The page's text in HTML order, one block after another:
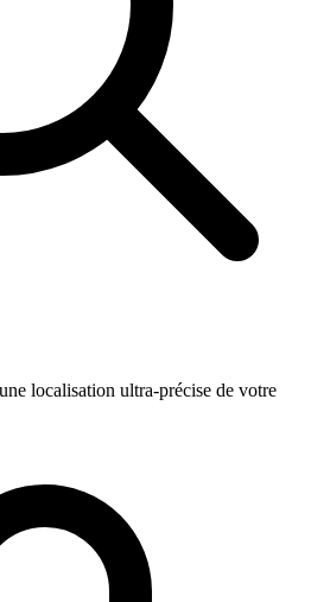
localisation ultra-précise de votre